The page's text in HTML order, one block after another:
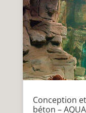
Conception
béton –